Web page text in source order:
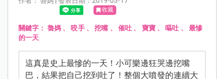
收藏
關鍵字： 魯媽、 咬手、挖嘴、 催吐 、 寶寶、 嘔吐 、 最慘
的一天
這真是史上最慘的一天！小可樂邊狂哭邊挖嘴
巴，結果把自己挖到吐了！整個大噴發的連續大